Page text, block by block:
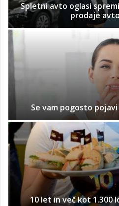
Spletni avto oglasi
prodaje
Se vam pogosto
10 let in več kot 1.300